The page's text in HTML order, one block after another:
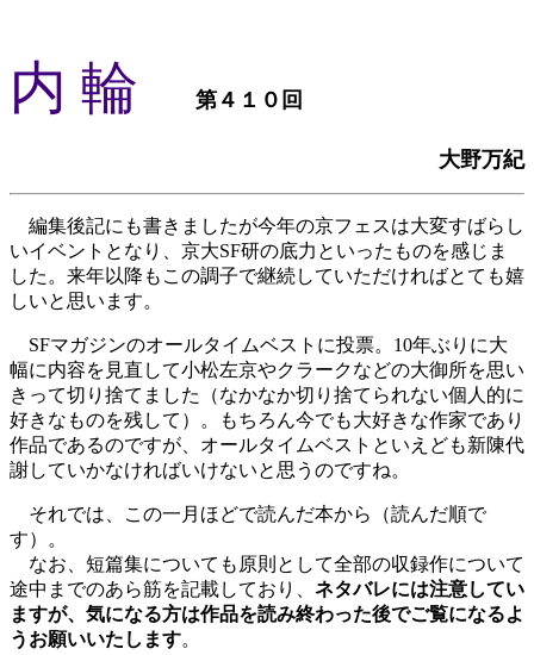
内 輪 第４１０回
大野万紀
編集後記にも書きましたが今年の京フェスは大変すばらし
いイベントとなり、京大SF研の底力といったものを感じま
した。来年以降もこの調子で継続していただければとても嬉
しいと思います。
SFマガジンのオールタイムベストに投票。10年ぶりに大
幅に内容を見直して小松左京やクラークなどの大御所を思い
きって切り捨てました（なかなか切り捨てられない個人的に
好きなものを残して）。もちろん今でも大好きな作家であり
作品であるのですが、オールタイムベストといえども新陳代
謝していかなければいけないと思うのですね。
それでは、この一月ほどで読んだ本から（読んだ順で
す）。
なお、短篇集についても原則として全部の収録作について
途中までのあら筋を記載しており、 ネタバレには注意してい
ますが、気になる方は作品を読み終わった後でご覧になるよ
うお願いいたします。